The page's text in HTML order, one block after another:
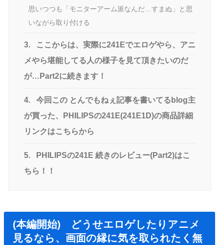
思いつつも「モニターアーム派なんだ…すまぬ」と思
いながら取り付ける
3.
ここからは、実際に241Eでエロゲやら、アニ
メやら堪能してる人の様子を見て頂きたいのだ
が…Part2に続きます！
4.
今回この とんでもねぇ記事を書いてるblog主
が買った、PHILIPSの241E(241E1D)の商品詳細
リンクはこちらから
5.
PHILIPSの241E 続きのレビュー(Part2)はこ
ちら！！
(本編開始) どうせエロゲしたりアニメ
見るなら、画面の縁に気を取られたく無